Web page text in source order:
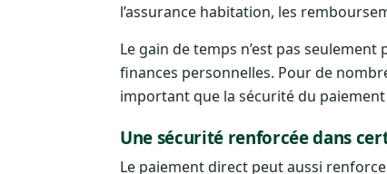
l’assurance habitation, les
Le gain de temps n’est pas
finances personnelles. Pour de
important que la sécurité du
Une sécurité renforcée dans
Le paiement direct peut aussi